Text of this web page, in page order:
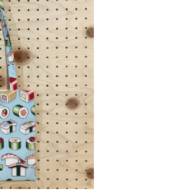
チトートバッグ